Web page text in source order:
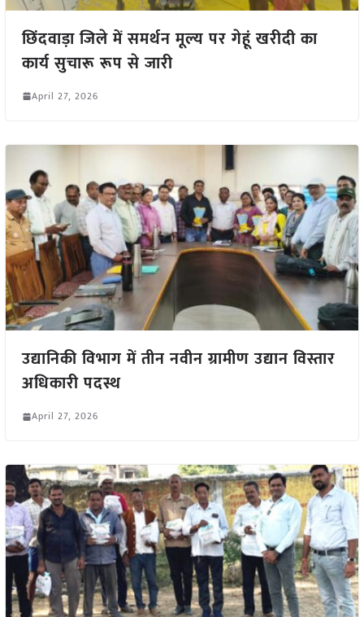
छिंदवाड़ा जिले में समर्थन मूल्य पर गेहूं खरीदी का
कार्य सुचारू रूप से जारी
April 27, 2026
उद्यानिकी विभाग में तीन नवीन ग्रामीण उद्यान विस्तार
अधिकारी पदस्थ
April 27, 2026